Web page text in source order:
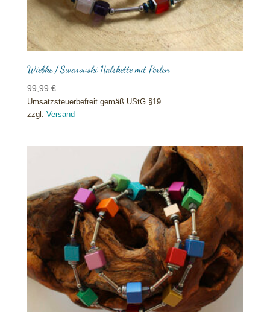
Wiebke / Swarovski Halskette mit Perlen
99,99 €
Umsatzsteuerbefreit gemäß UStG §19
zzgl. Versand